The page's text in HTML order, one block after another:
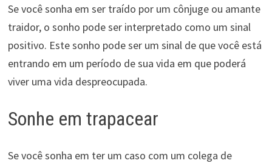
Se você sonha em ser traído por um cônjuge ou amante
traidor, o sonho pode ser interpretado como um sinal
positivo. Este sonho pode ser um sinal de que você está
entrando em um período de sua vida em que poderá
viver uma vida despreocupada.
Sonhe em trapacear
Se você sonha em ter um caso com um colega de